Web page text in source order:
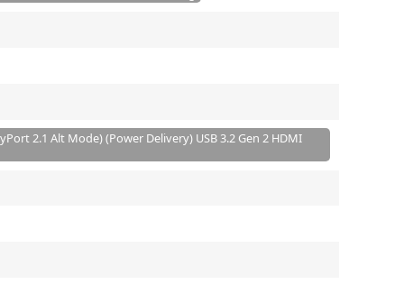
2.1 Alt Mode) (Power Delivery) USB 3.2 Gen 2 HDMI